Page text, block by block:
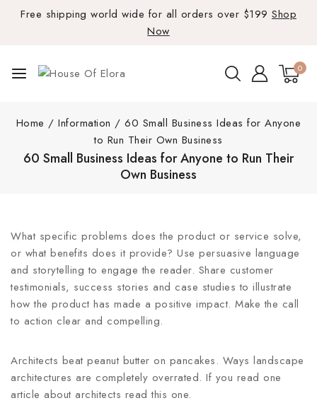
Free shipping world wide for all orders over $199 Shop
Now
0
Home / Information / 60 Small Business Ideas for Anyone
to Run Their Own Business
60 Small Business Ideas for Anyone to Run Their
Own Business
What specific problems does the product or service solve,
or what benefits does it provide? Use persuasive language
and storytelling to engage the reader. Share customer
testimonials, success stories and case studies to illustrate
how the product has made a positive impact. Make the call
to action clear and compelling.
Architects beat peanut butter on pancakes. Ways landscape
architectures are completely overrated. If you read one
article about architects read this one.